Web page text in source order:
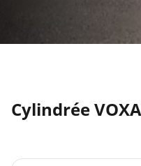
Cylindrée